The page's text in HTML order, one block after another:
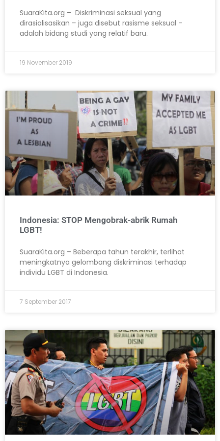
SuaraKita.org – Diskriminasi seksual yang
dirasialisasikan – juga disebut rasisme seksual –
adalah bidang studi yang relatif baru.
19 November 2019
Indonesia: STOP Mengobrak-abrik Rumah
LGBT!
SuaraKita.org – Beberapa tahun terakhir, terlihat
meningkatnya gelombang diskriminasi terhadap
individu LGBT di Indonesia.
7 September 2017